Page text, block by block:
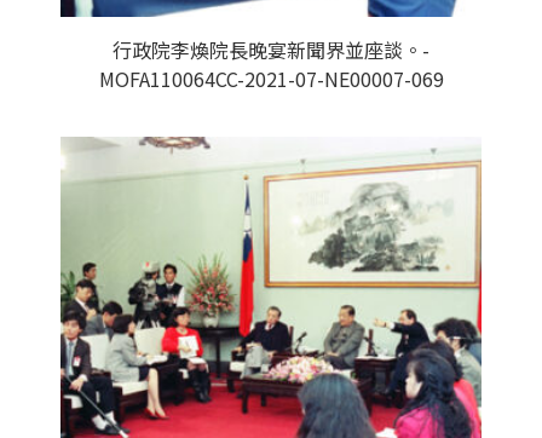
行政院李煥院長晚宴新聞界並座談。-
MOFA110064CC-2021-07-NE00007-069